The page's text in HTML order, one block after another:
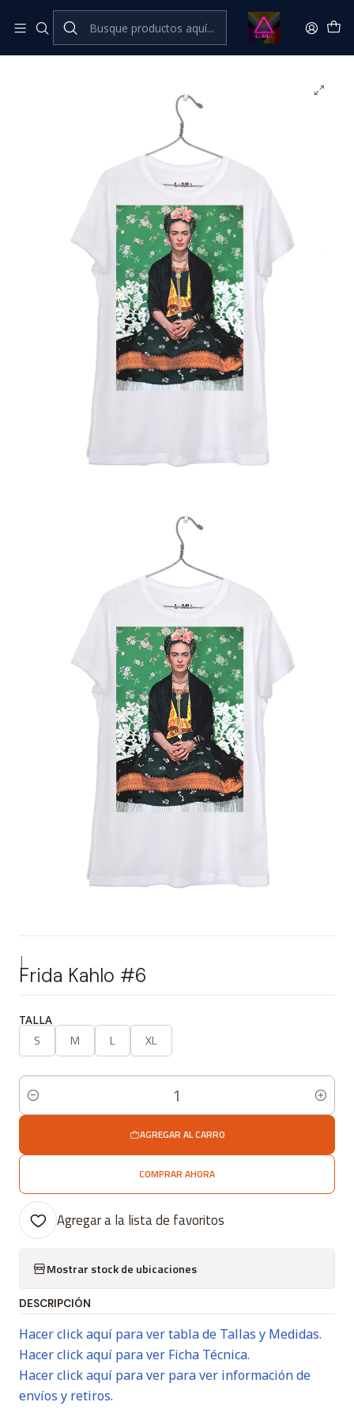
Inicio Catálogo Classic ⭐ CLÁSICOS LÂMIA⭐ Classic
Frida Kahlo #6
|
Frida Kahlo #6
TALLA
S M L XL
Cantidad
AGREGAR AL CARRO
COMPRAR AHORA
Agregar a la lista de favoritos
Mostrar stock de ubicaciones
DESCRIPCIÓN
Hacer click aquí para ver tabla de Tallas y Medidas.
Hacer click aquí para ver Ficha Técnica.
Hacer click aquí para ver para ver información de
envíos y retiros.